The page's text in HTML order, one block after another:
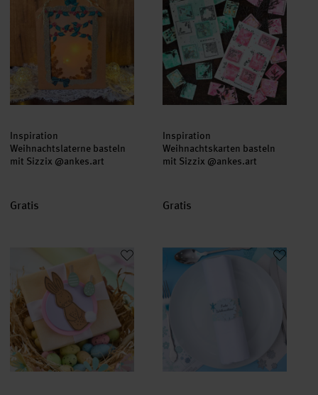
Inspiration
Weihnachtslaterne basteln
mit Sizzix @ankes.art
Gratis
Inspiration
Weihnachtskarten basteln
mit Sizzix @ankes.art
Gratis
Bastelanleitung Osterhasen-Geschenkanhänger mit der Sizzix
Bastelanleitung Serviettenring